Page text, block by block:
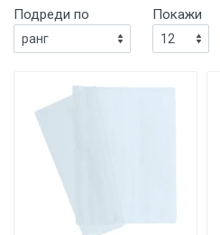
Подреди по
Покажи